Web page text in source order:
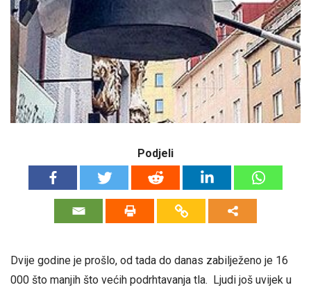
Podjeli
Dvije godine je prošlo, od tada do danas zabilježeno je 16
000 što manjih što većih podrhtavanja tla. Ljudi još uvijek u